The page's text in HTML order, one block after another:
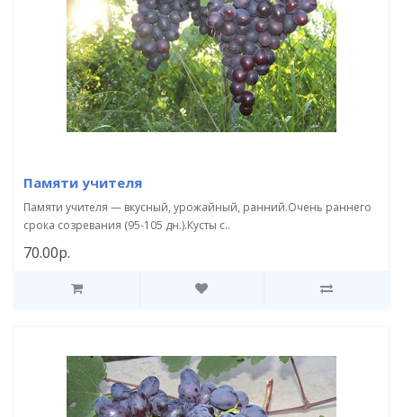
Памяти учителя
Памяти учителя — вкусный, урожайный, ранний.Очень раннего
срока созревания (95-105 дн.).Кусты с..
70.00р.